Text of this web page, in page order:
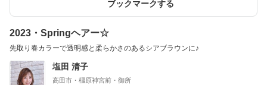
ブックマークする
2023・Springヘアー☆
先取り春カラーで透明感と柔らかさのあるシアブラウンに♪
塩田 清子
高田市・橿原神宮前・御所